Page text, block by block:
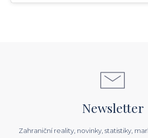
Newsletter
Zahraniční reality, novinky, statistiky,